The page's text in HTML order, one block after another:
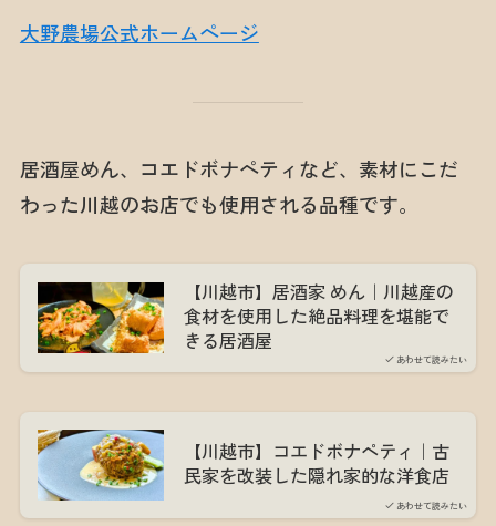
大野農場公式ホームページ
居酒屋めん、コエドボナペティなど、素材にこだ
わった川越のお店でも使用される品種です。
あわせて読みたい
【川越市】居酒家 めん｜川越産の
食材を使用した絶品料理を堪能で
きる居酒屋
あわせて読みたい
【川越市】コエドボナペティ｜古
民家を改装した隠れ家的な洋食店